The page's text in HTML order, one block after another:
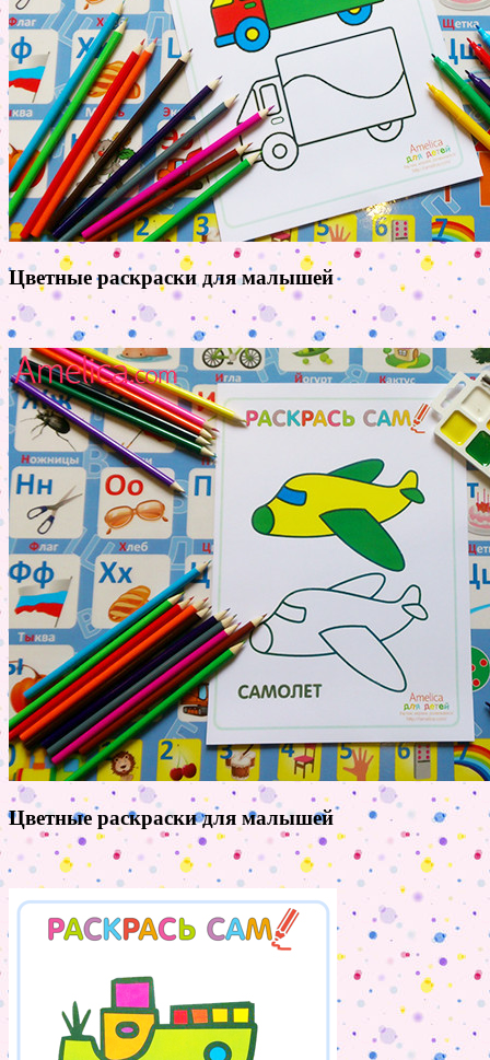
Цветные раскраски для малышей
Цветные раскраски для малышей